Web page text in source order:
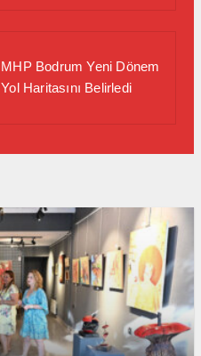
MHP Bodrum Yeni Dönem
Yol Haritasını Belirledi